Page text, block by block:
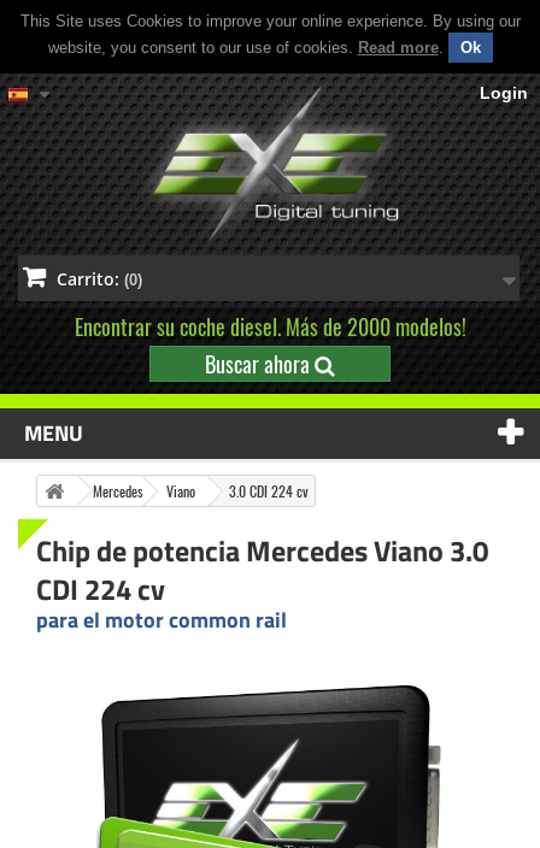
This Site uses Cookies to improve your online experience. By using our
website, you consent to our use of cookies. Read more. Ok
Login
Carrito: (0)
Encontrar su coche diesel. Más de 2000 modelos!
Buscar ahora
MENU
Mercedes Viano 3.0 CDI 224 cv
Chip de potencia Mercedes Viano 3.0
CDI 224 cv
para el motor common rail